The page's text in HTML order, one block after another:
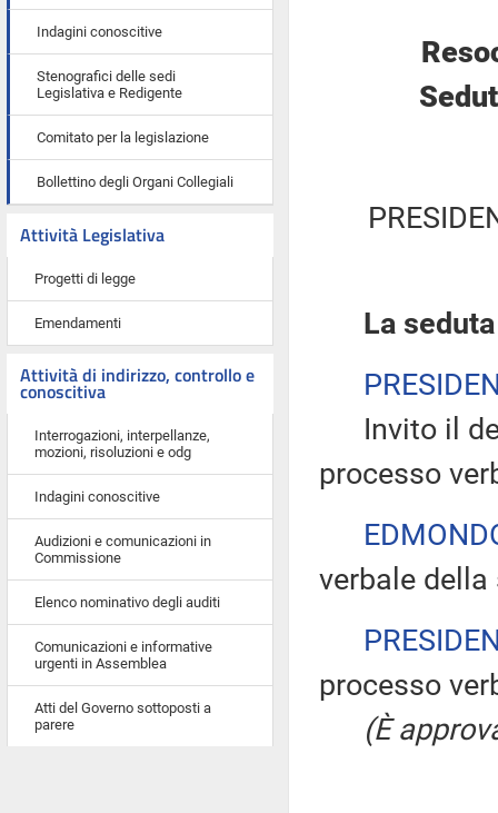
Indagini conoscitive
Stenografici delle sedi
Legislativa e Redigente
Comitato per la legislazione
Bollettino degli Organi Collegiali
Attività Legislativa
Progetti di legge
Emendamenti
Attività di indirizzo, controllo e
conoscitiva
Interrogazioni, interpellanze,
mozioni, risoluzioni e odg
Indagini conoscitive
Audizioni e comunicazioni in
Commissione
Elenco nominativo degli auditi
Comunicazioni e informative
urgenti in Assemblea
Atti del Governo sottoposti a
parere
La
Invito il
processo
verbale
processo
(È